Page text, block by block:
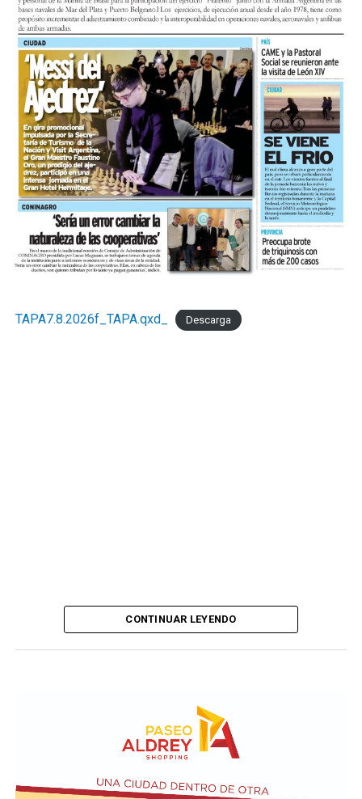
TAPA7.8.2026f_TAPA.qxd_ Descarga
CONTINUAR LEYENDO